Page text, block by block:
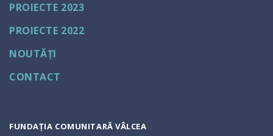
PROIECTE 2023
PROIECTE 2022
NOUTĂȚI
CONTACT
FUNDAȚIA COMUNITARĂ VÂLCEA